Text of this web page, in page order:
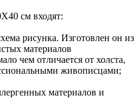
см входят:
рисунка. Изготовлен он из
материалов
чем отличается от холста,
живописцами;
материалов и